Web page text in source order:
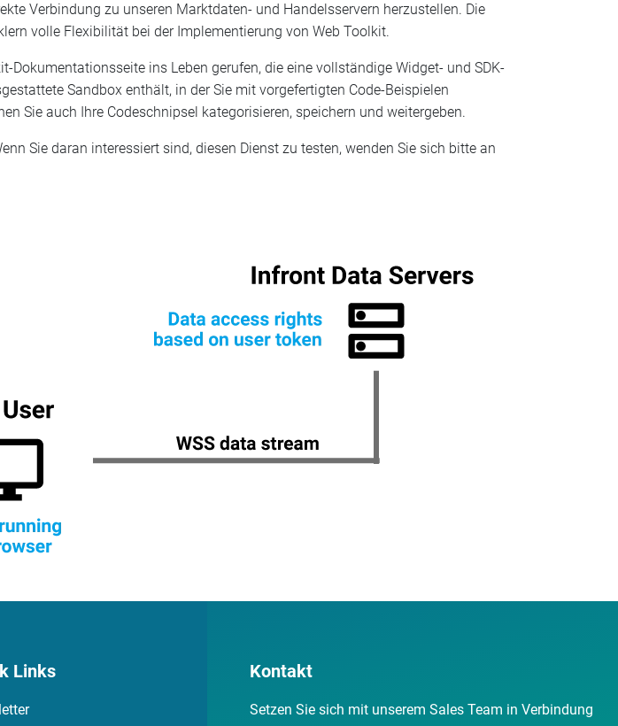
Verbindung zu unseren Marktdaten- und Handelsservern herzustellen. Die
volle Flexibilität bei der Implementierung von Web Toolkit.
ins Leben gerufen, die eine vollständige Widget- und SDK-
Sandbox enthält, in der Sie mit vorgefertigten Code-Beispielen
Sie auch Ihre Codeschnipsel kategorisieren, speichern und weitergeben.
Sie daran interessiert sind, diesen Dienst zu testen, wenden Sie sich bitte an
Links Kontakt
Setzen Sie sich mit unserem Sales Team in Verbindung